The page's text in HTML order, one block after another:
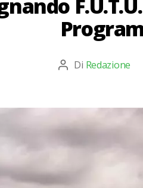
Autore
Di Redazione